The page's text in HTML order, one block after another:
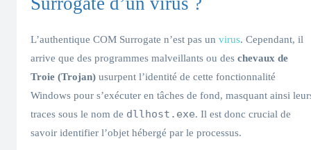
L’authentique COM Surrogate n’est pas un virus. Cependant, il
arrive que des programmes malveillants ou des chevaux de
Troie (Trojan) usurpent l’identité de cette fonctionnalité
Windows pour s’exécuter en tâches de fond, masquant ainsi
traces sous le nom de dllhost.exe. Il est donc crucial de
savoir identifier l’objet hébergé par le processus.